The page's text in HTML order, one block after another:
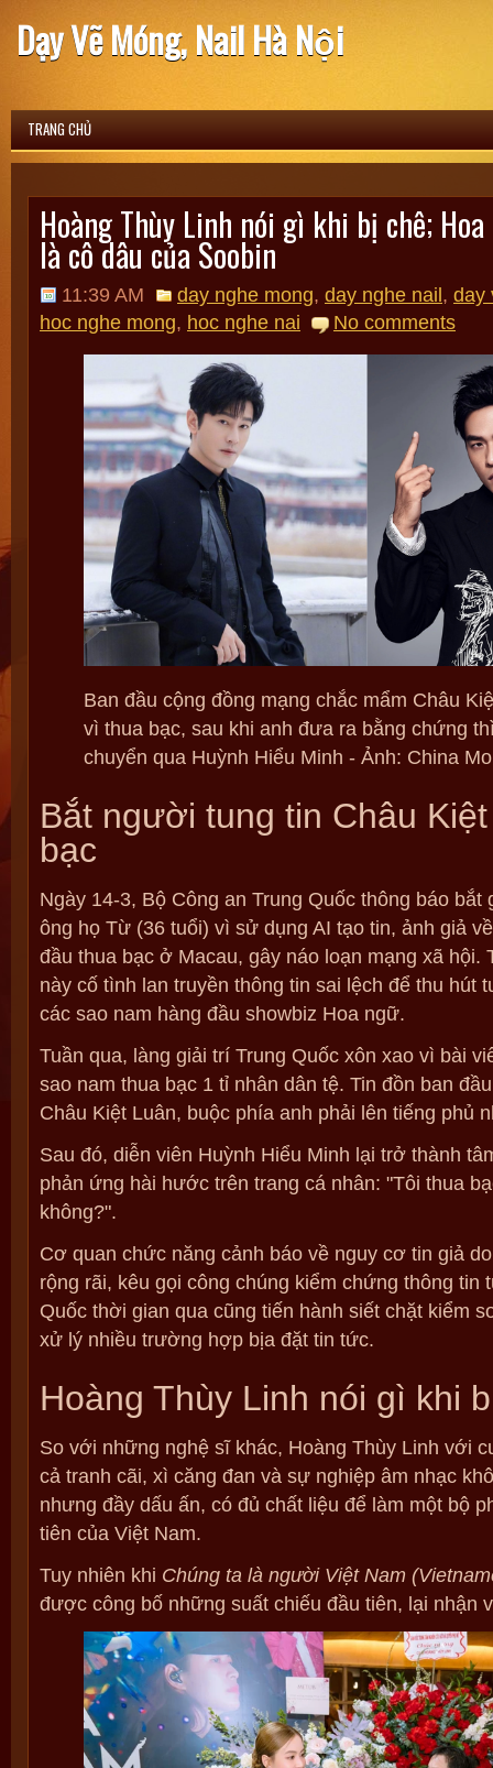
Dạy Vẽ Móng, Nail Hà Nội
TRANG CHỦ
Hoàng Thùy Linh nói gì khi bị chê;
là cô dâu của Soobin
11:39 AM day nghe mong, day nghe nail, day
hoc nghe mong, hoc nghe nai No comments
Ban đầu cộng đồng mạng chắc mẩm Châu
vì thua bạc, sau khi anh đưa ra bằng chứng
chuyển qua Huỳnh Hiểu Minh - Ảnh: China
Bắt người tung tin Châu
bạc
Ngày 14-3, Bộ Công an Trung Quốc thông báo
ông họ Từ (36 tuổi) vì sử dụng AI tạo tin, ảnh giả
đầu thua bạc ở Macau, gây náo loạn mạng xã hội.
này cố tình lan truyền thông tin sai lệch để thu hút
các sao nam hàng đầu showbiz Hoa ngữ.
Tuần qua, làng giải trí Trung Quốc xôn xao vì bài
sao nam thua bạc 1 tỉ nhân dân tệ. Tin đồn ban
Châu Kiệt Luân, buộc phía anh phải lên tiếng phủ
Sau đó, diễn viên Huỳnh Hiểu Minh lại trở thành
phản ứng hài hước trên trang cá nhân: "Tôi thua
không?".
Cơ quan chức năng cảnh báo về nguy cơ tin giả
rộng rãi, kêu gọi công chúng kiểm chứng thông tin
Quốc thời gian qua cũng tiến hành siết chặt kiểm
xử lý nhiều trường hợp bịa đặt tin tức.
Hoàng Thùy Linh nói gì khi
So với những nghệ sĩ khác, Hoàng Thùy Linh với
cả tranh cãi, xì căng đan và sự nghiệp âm nhạc
nhưng đầy dấu ấn, có đủ chất liệu để làm một bộ
tiên của Việt Nam.
Tuy nhiên khi Chúng ta là người Việt Nam
được công bố những suất chiếu đầu tiên, lại nhận